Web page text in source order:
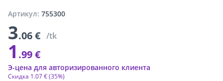
Артикул: 755300
3.06 € /tk
1 .99 €
Скидка 1.07 €(35%)
Э-цена для авторизированного клиента